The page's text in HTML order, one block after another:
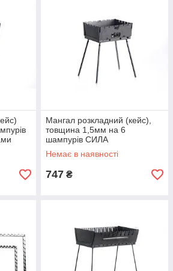
Мангал розкладний (кейс),
товщина 1,5мм на 6
шампурів СИЛА
Немає в наявності
747 ₴